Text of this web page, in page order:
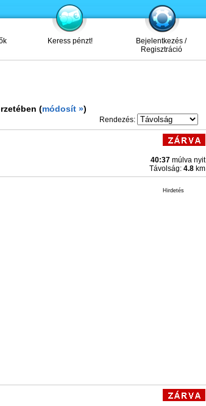
Keress pénzt!
Bejelentkezés /
Regisztráció
(módosít »)
Rendezés:
40:37múlva nyit
Távolság: 4.8km
Hirdetés